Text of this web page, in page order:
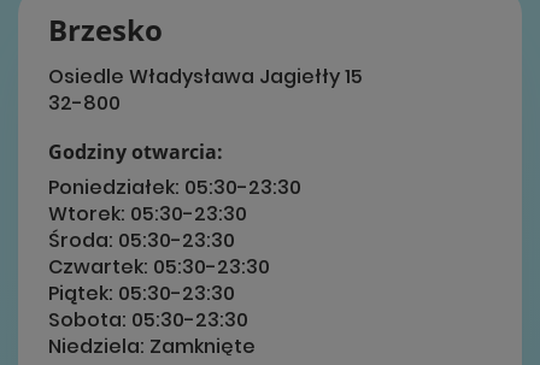
Brzesko
Osiedle Władysława Jagiełły 15
32-800
Godziny otwarcia:
Poniedziałek: 05:30-23:30
Wtorek: 05:30-23:30
Środa: 05:30-23:30
Czwartek: 05:30-23:30
Piątek: 05:30-23:30
Sobota: 05:30-23:30
Niedziela: Zamknięte